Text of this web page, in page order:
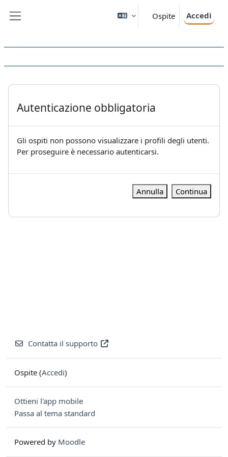
Ospite Accedi
Autenticazione obbligatoria
Gli ospiti non possono visualizzare i profili degli utenti.
Per proseguire è necessario autenticarsi.
Annulla Continua
Contatta il supporto
Ospite (Accedi)
Ottieni l'app mobile
Passa al tema standard
Powered by Moodle